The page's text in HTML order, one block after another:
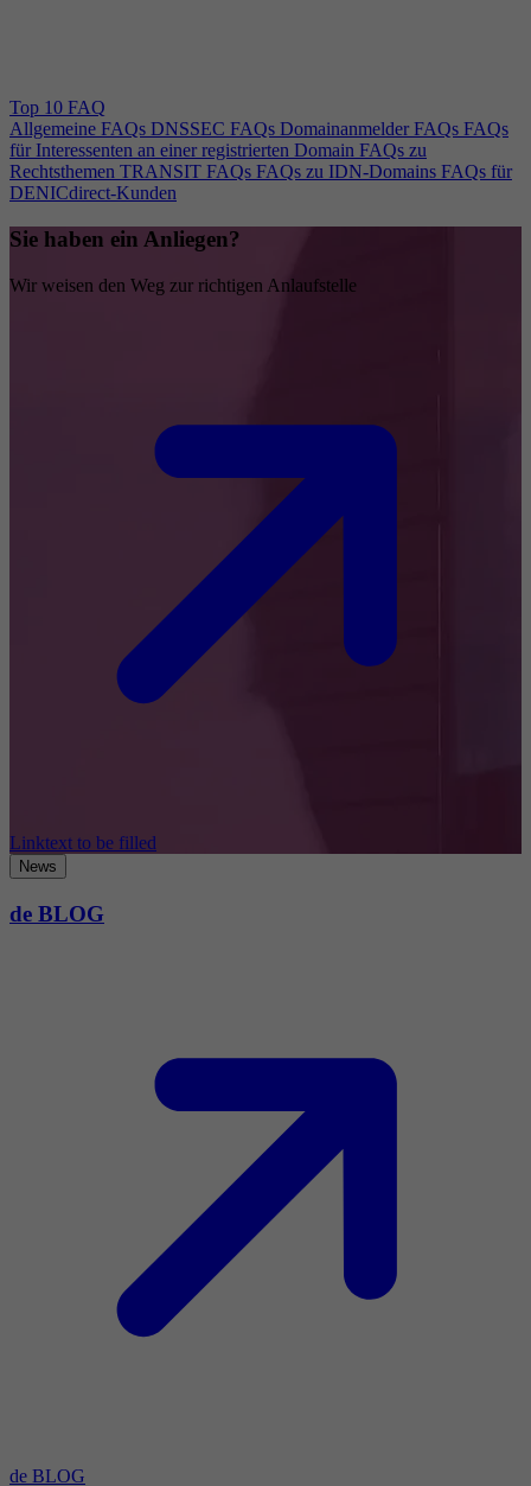
Top 10 FAQ
Allgemeine FAQs DNSSEC FAQs Domainanmelder FAQs FAQs
für Interessenten an einer registrierten Domain FAQs zu
Rechtsthemen TRANSIT FAQs FAQs zu IDN-Domains FAQs für
DENICdirect-Kunden
Sie haben ein Anliegen?
Wir weisen den Weg zur richtigen Anlaufstelle
Linktext to be filled
News
de BLOG
de BLOG